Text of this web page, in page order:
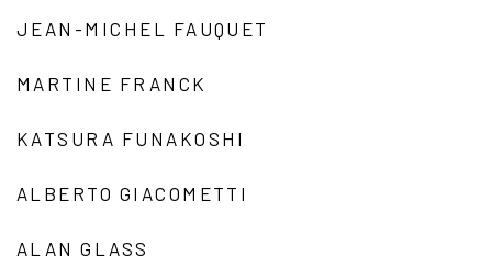
JEAN-MICHEL FAUQUET
MARTINE FRANCK
KATSURA FUNAKOSHI
ALBERTO GIACOMETTI
ALAN GLASS